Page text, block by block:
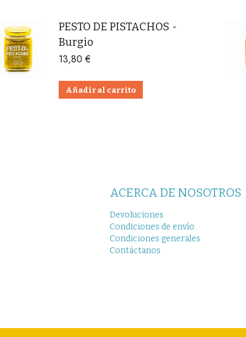
PESTO DE PISTACHOS -
Burgio
13,80€
Añadir al carrito
ACERCA DE NOSOTROS
Devoluciones
Condiciones de envío
Condiciones generales
Contáctanos